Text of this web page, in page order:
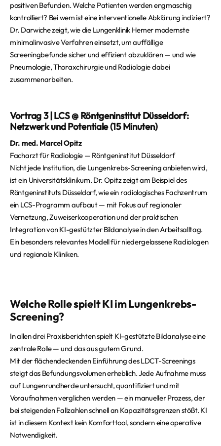
positiven Befunden. Welche Patienten werden engmaschig
kontrolliert? Bei wem ist eine interventionelle Abklärung indiziert?
Dr. Darwiche zeigt, wie die Lungenklinik Hemer modernste
minimalinvasive Verfahren einsetzt, um auffällige
Screeningbefunde sicher und effizient abzuklären — und wie
Pneumologie, Thoraxchirurgie und Radiologie dabei
zusammenarbeiten.
Vortrag 3 | LCS @ Röntgeninstitut Düsseldorf:
Netzwerk und Potentiale (15 Minuten)
Dr. med. Marcel Opitz
Facharzt für Radiologie — Röntgeninstitut Düsseldorf
Nicht jede Institution, die Lungenkrebs-Screening anbieten wird,
ist ein Universitätsklinikum. Dr. Opitz zeigt am Beispiel des
Röntgeninstituts Düsseldorf, wie ein radiologisches Fachzentrum
ein LCS-Programm aufbaut — mit Fokus auf regionaler
Vernetzung, Zuweiserkooperation und der praktischen
Integration von KI-gestützter Bildanalyse in den Arbeitsalltag.
Ein besonders relevantes Modell für niedergelassene Radiologen
und regionale Kliniken.
Welche Rolle spielt KI im Lungenkrebs-
Screening?
In allen drei Praxisberichten spielt KI-gestützte Bildanalyse eine
zentrale Rolle — und das aus gutem Grund.
Mit der flächendeckenden Einführung des LDCT-Screenings
steigt das Befundungsvolumen erheblich. Jede Aufnahme muss
auf Lungenrundherde untersucht, quantifiziert und mit
Voraufnahmen verglichen werden — ein manueller Prozess, der
bei steigenden Fallzahlen schnell an Kapazitätsgrenzen stößt. KI
ist in diesem Kontext kein Komforttool, sondern eine operative
Notwendigkeit.